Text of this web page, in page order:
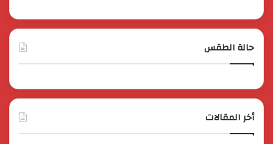
حالة الطقس
أخر المقالات